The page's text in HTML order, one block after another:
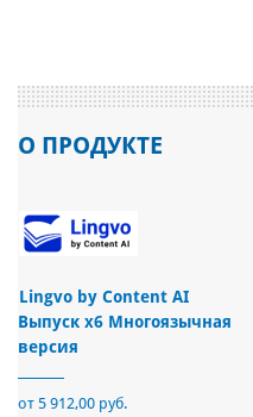
О ПРОДУКТЕ
Lingvo by Content AI
Выпуск x6 Многоязычная
версия
от 5 912,00 руб.